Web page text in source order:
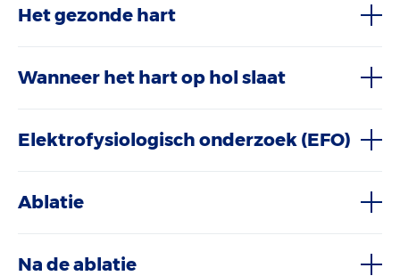
Het gezonde hart
Wanneer het hart op hol slaat
Elektrofysiologisch onderzoek (EFO)
Ablatie
Na de ablatie